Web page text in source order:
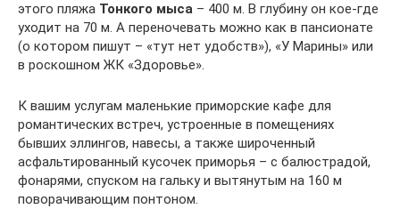
этого пляжа Тонкого мыса – 400 м. В глубину он кое-где
уходит на 70 м. А переночевать можно как в пансионате
(о котором пишут – «тут нет удобств»), «У Марины» или
в роскошном ЖК «Здоровье».
К вашим услугам маленькие приморские кафе для
романтических встреч, устроенные в помещениях
бывших эллингов, навесы, а также широченный
асфальтированный кусочек приморья – с балюстрадой,
фонарями, спуском на гальку и вытянутым на 160 м
поворачивающим понтоном.